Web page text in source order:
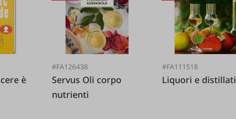
#FA126438
Servus Oli corpo
nutrienti
#FA111518
Liquori e distillati